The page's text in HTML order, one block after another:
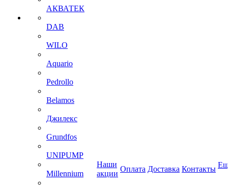
АКВАТЕК
DAB
WILO
Aquario
Pedrollo
Belamos
Джилекс
Grundfos
UNIPUMP
Millennium
Наши
акции
Оплата Доставка Контакты